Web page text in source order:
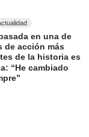
en una de
de acción más
de la historia es
“He cambiado